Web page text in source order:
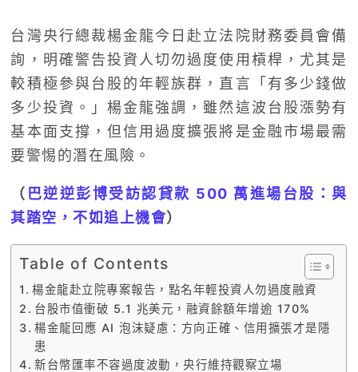
台灣央行總裁楊金龍今日赴立法院財務委員會備
詢，明確警告投資人切勿過度使用槓桿，尤其是
較積極參與台股的年輕族群，直言「有多少錢做
多少投資。」楊金龍強調，雖然這波台股漲勢有
基本面支撐，但信用過度擴張將是金融市場最需
要警惕的潛在風險。
（ 巴逆逆彭博受訪認貸款 500 萬進場台股：與
其踏空，不如追上機會）
Table of Contents
楊金龍赴立院專案報告，點名年輕投資人勿過度融資
台股市值衝破 5.1 兆美元，融資餘額年增逾 170%
楊金龍回應 AI 泡沫疑慮：方向正確、信用擴張才是隱
患
新台幣匯率不容過度波動，央行維持觀察立場